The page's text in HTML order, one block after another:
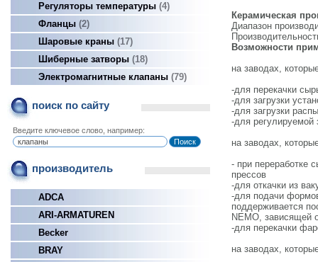
Регуляторы температуры 4
Фланцы 2
Шаровые краны 17
Шиберные затворы 18
Электромагнитные клапаны 79
поиск по сайту
Введите ключевое слово, например:
производитель
ADCA
ARI-ARMATUREN
Becker
BRAY
Керамическая
Диапазон
Возможности
на заводах,
-для перекачки
-для загрузки
-для загрузки
-для регулируемой
на заводах,
- при переработке
прессов
-для откачки из
-для подачи
поддерживается
NEMO, зависящей
-для перекачки
на заводах,